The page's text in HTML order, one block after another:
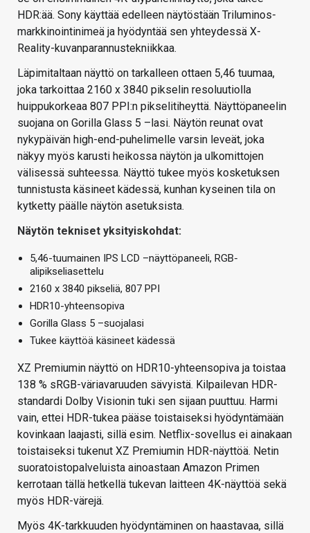
HDR:ää. Sony käyttää edelleen näytöstään Triluminos-
markkinointinimeä ja hyödyntää sen yhteydessä X-
Reality-kuvanparannustekniikkaa.
Läpimitaltaan näyttö on tarkalleen ottaen 5,46 tuumaa,
joka tarkoittaa 2160 x 3840 pikselin resoluutiolla
huippukorkeaa 807 PPI:n pikselitiheyttä. Näyttöpaneelin
suojana on Gorilla Glass 5 –lasi. Näytön reunat ovat
nykypäivän high-end-puhelimelle varsin leveät, joka
näkyy myös karusti heikossa näytön ja ulkomittojen
välisessä suhteessa. Näyttö tukee myös kosketuksen
tunnistusta käsineet kädessä, kunhan kyseinen tila on
kytketty päälle näytön asetuksista.
Näytön tekniset yksityiskohdat:
5,46-tuumainen IPS LCD –näyttöpaneeli, RGB-
alipikseliasettelu
2160 x 3840 pikseliä, 807 PPI
HDR10-yhteensopiva
Gorilla Glass 5 –suojalasi
Tukee käyttöä käsineet kädessä
XZ Premiumin näyttö on HDR10-yhteensopiva ja toistaa
138 % sRGB-väriavaruuden sävyistä. Kilpailevan HDR-
standardi Dolby Visionin tuki sen sijaan puuttuu. Harmi
vain, ettei HDR-tukea pääse toistaiseksi hyödyntämään
kovinkaan laajasti, sillä esim. Netflix-sovellus ei ainakaan
toistaiseksi tukenut XZ Premiumin HDR-näyttöä. Netin
suoratoistopalveluista ainoastaan Amazon Primen
kerrotaan tällä hetkellä tukevan laitteen 4K-näyttöä sekä
myös HDR-värejä.
Myös 4K-tarkkuuden hyödyntäminen on haastavaa, sillä